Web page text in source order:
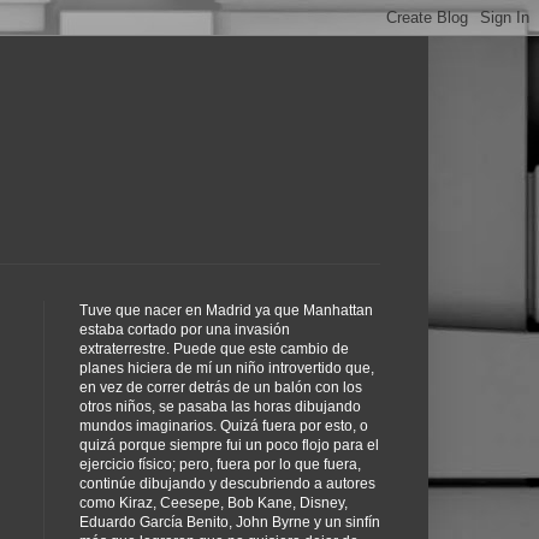
Tuve que nacer en Madrid ya que Manhattan
estaba cortado por una invasión
extraterrestre. Puede que este cambio de
planes hiciera de mí un niño introvertido que,
en vez de correr detrás de un balón con los
otros niños, se pasaba las horas dibujando
mundos imaginarios. Quizá fuera por esto, o
quizá porque siempre fui un poco flojo para el
ejercicio físico; pero, fuera por lo que fuera,
continúe dibujando y descubriendo a autores
como Kiraz, Ceesepe, Bob Kane, Disney,
Eduardo García Benito, John Byrne y un sinfín